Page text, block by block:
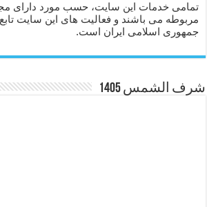
تمامی خدمات این سایت، حسب مورد دارای
مربوطه می باشند و فعالیت های این سایت
جمهوری اسلامی ایران است.
شرف الشمس 1405